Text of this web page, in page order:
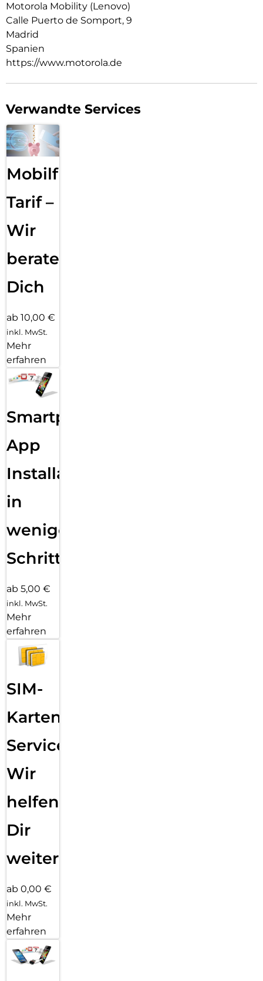
Motorola Mobility (Lenovo)
Calle Puerto de Somport, 9
Madrid
Spanien
https://www.motorola.de
Verwandte Services
Mobilfunk
Tarif –
Wir
beraten
Dich
ab 10,00 €
inkl. MwSt.
Mehr
erfahren
Smartphone
App
Installation
in
wenigen
Schritten
ab 5,00 €
inkl. MwSt.
Mehr
erfahren
SIM-
Karten
Service:
Wir
helfen
Dir
weiter
ab 0,00 €
inkl. MwSt.
Mehr
erfahren